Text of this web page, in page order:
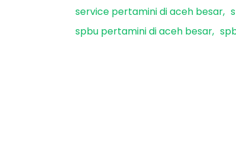
service pertamini di aceh besar
spbu pertamini di aceh besar